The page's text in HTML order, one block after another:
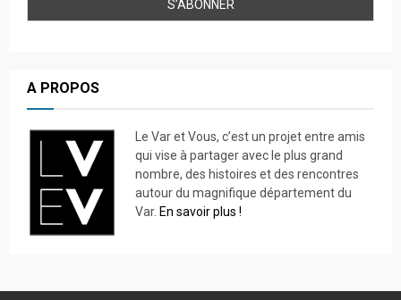
A PROPOS
Le Var et Vous, c’est un projet entre amis
qui vise à partager avec le plus grand
nombre, des histoires et des rencontres
autour du magnifique département du
Var. En savoir plus !